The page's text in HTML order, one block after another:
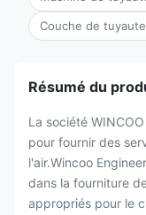
Couche de
Résumé du
La société
pour fournir des
l'air.Wincoo
dans la fourniture
appropriés pour le